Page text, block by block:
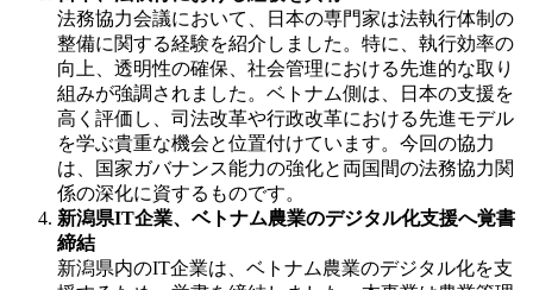
法務協力会議において、日本の専門家は法執行体制の
整備に関する経験を紹介しました。特に、執行効率の
向上、透明性の確保、社会管理における先進的な取り
組みが強調されました。ベトナム側は、日本の支援を
高く評価し、司法改革や行政改革における先進モデル
を学ぶ貴重な機会と位置付けています。今回の協力
は、国家ガバナンス能力の強化と両国間の法務協力関
係の深化に資するものです。
新潟県IT企業、ベトナム農業のデジタル化支援へ覚書
締結
新潟県内のIT企業は、ベトナム農業のデジタル化を支